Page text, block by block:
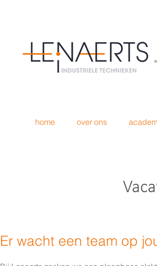
home over ons
Er wacht een team op